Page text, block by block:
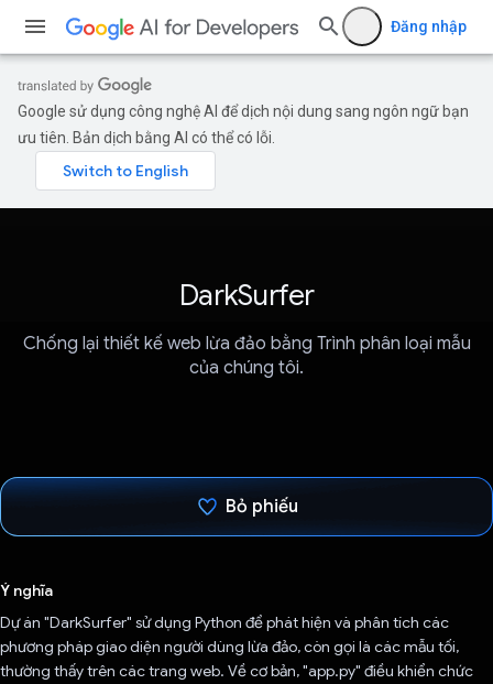
Đăng nhập
Google sử dụng công nghệ AI để dịch nội dung sang ngôn ngữ bạn
ưu tiên. Bản dịch bằng AI có thể có lỗi.
DarkSurfer
Chống lại thiết kế web lừa đảo bằng Trình phân loại mẫu
của chúng tôi.
Bỏ phiếu
Ý nghĩa
Dự án "DarkSurfer" sử dụng Python để phát hiện và phân tích các
phương pháp giao diện người dùng lừa đảo, còn gọi là các mẫu tối,
thường thấy trên các trang web. Về cơ bản, "app.py" điều khiển chức